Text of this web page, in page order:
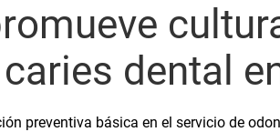
dental
preventiva básica en el servicio de